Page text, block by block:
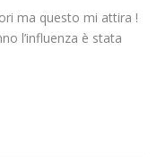
ma questo mi attira !
l’influenza è stata